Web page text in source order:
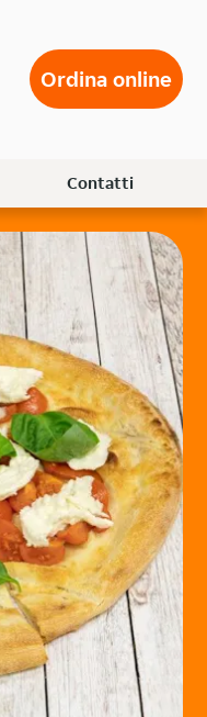
Ordina online
Contatti